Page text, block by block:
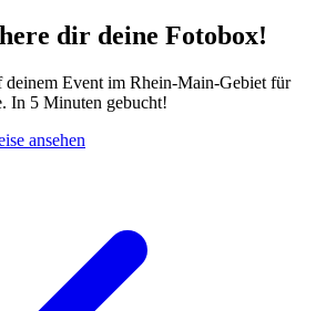
dir deine Fotobox!
deinem Event im Rhein-Main-Gebiet für
In 5 Minuten gebucht!
ansehen